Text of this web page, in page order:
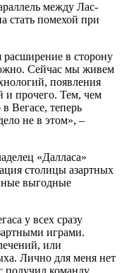
между Лас-
стать помехой при
в сторону
Сейчас мы живем
появления
и прочего. Тем, чем
Вегасе, теперь
не в этом», –
«Далласа»
столицы азартных
выгодные
у всех сразу
играми.
или
Лично для меня нет